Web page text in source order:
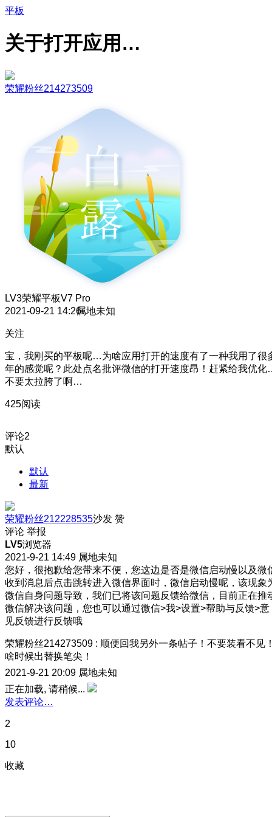
平板
关于打开应用…
荣耀粉丝214273509
LV3荣耀平板V7 Pro
2021-09-21 14:26属地未知
关注
宝，我刚买的平板呢…为啥应用打开的速度有了一种我用了很
年的感觉呢？此处点名批评微信的打开速度昂！赶紧给我优
不要太拉胯了啊…
425阅读
评论2
默认
默认
最新
荣耀粉丝212228535沙发 赞
评论 举报
LV5浏览器
2021-9-21 14:49 属地未知
您好，很抱歉给您带来不便，您这边是否是微信启动慢以及微
收到消息后点击跳转进入微信界面时，微信启动慢呢，该现象
微信自身问题导致，我们已将该问题反馈给微信，目前正在推
微信解决该问题，您也可以通过微信>我>设置>帮助与反馈>意
见反馈进行反馈哦
荣耀粉丝214273509 : 顺便回我另外一条帖子！不要装看不见
啥时候出替换笔尖！
2021-9-21 20:09 属地未知
正在加载, 请稍候...
发表评论…
2
10
收藏